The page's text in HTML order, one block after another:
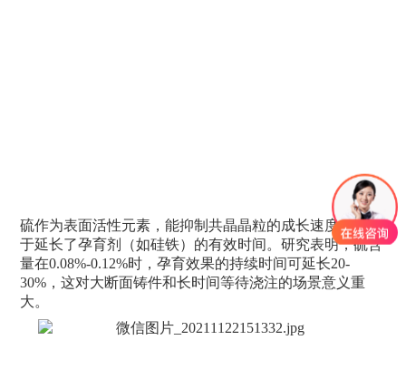
硫作为表面活性元素，能抑制共晶晶粒的成长速度，相当
于延长了孕育剂（如硅铁）的有效时间。研究表明，硫含
量在0.08%-0.12%时，孕育效果的持续时间可延长20-
30%，这对大断面铸件和长时间等待浇注的场景意义重
大。